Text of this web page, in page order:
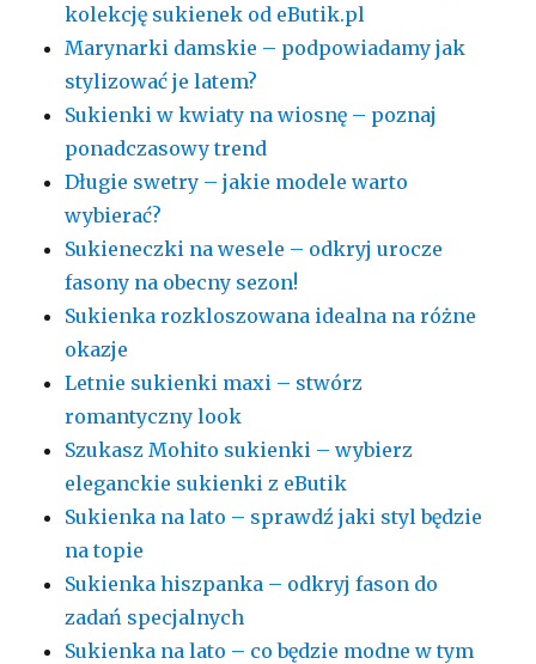
kolekcję sukienek od eButik.pl
Marynarki damskie – podpowiadamy jak
stylizować je latem?
Sukienki w kwiaty na wiosnę – poznaj
ponadczasowy trend
Długie swetry – jakie modele warto
wybierać?
Sukieneczki na wesele – odkryj urocze
fasony na obecny sezon!
Sukienka rozkloszowana idealna na różne
okazje
Letnie sukienki maxi – stwórz
romantyczny look
Szukasz Mohito sukienki – wybierz
eleganckie sukienki z eButik
Sukienka na lato – sprawdź jaki styl będzie
na topie
Sukienka hiszpanka – odkryj fason do
zadań specjalnych
Sukienka na lato – co będzie modne w tym